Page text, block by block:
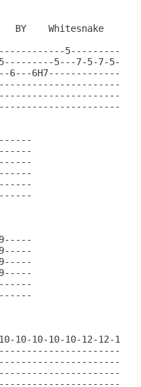
BY    Whitesnake
5---7-5-7-
6---6H7-------------
10-10-10-10-12-12-12-